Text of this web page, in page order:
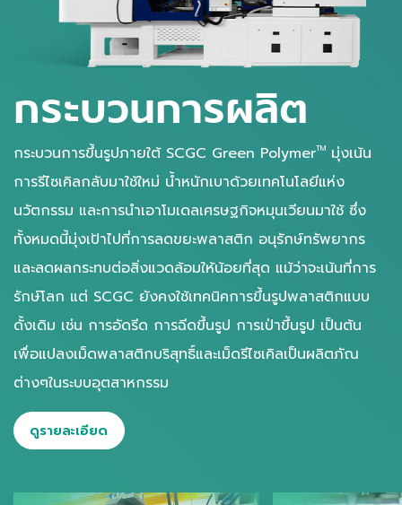
กระบวนการผลิต
กระบวนการขึ้นรูปภายใต้ SCGC Green PolymerTM มุ่งเน้น
การรีไซเคิลกลับมาใช้ใหม่ น้ำหนักเบาด้วยเทคโนโลยีแห่ง
นวัตกรรม และการนำเอาโมเดลเศรษฐกิจหมุนเวียนมาใช้ ซึ่ง
ทั้งหมดนี้มุ่งเป้าไปที่การลดขยะพลาสติก อนุรักษ์ทรัพยากร
และลดผลกระทบต่อสิ่งแวดล้อมให้น้อยที่สุด แม้ว่าจะเน้นที่การ
รักษ์โลก แต่ SCGC ยังคงใช้เทคนิคการขึ้นรูปพลาสติกแบบ
ดั้งเดิม เช่น การอัดรีด การฉีดขึ้นรูป การเป่าขึ้นรูป เป็นต้น
เพื่อแปลงเม็ดพลาสติกบริสุทธิ์และเม็ดรีไซเคิลเป็นผลิตภัณ
ต่างๆในระบบอุตสาหกรรม
ดูรายละเอียด